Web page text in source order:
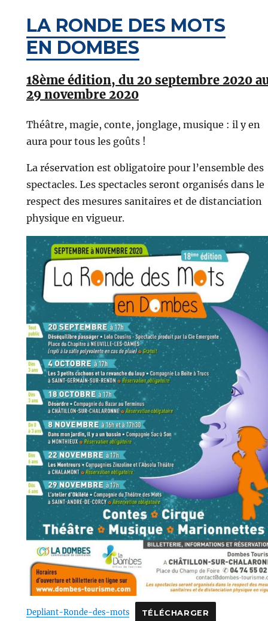
LA RONDE DES MOTS
EN DOMBES
18ème édition, du 20 septembre 2020
29 novembre 2020
Théâtre, magie, conte, jonglage, musique : il y en
aura pour tous les goûts !
La réservation est obligatoire pour l’ensemble des
spectacles. Les spectacles seront organisés dans le
respect des mesures sanitaires et de distanciation
physique en vigueur.
Depliant-Ronde-des-mots TÉLÉCHARGER